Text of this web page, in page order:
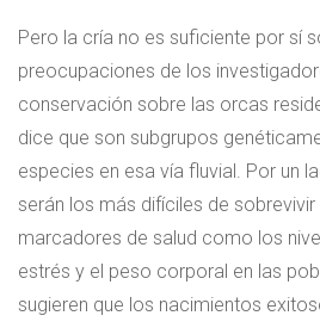
Pero la cría no es suficiente por sí
preocupaciones de los
conservación sobre las orcas
dice que son subgrupos
especies en esa vía fluvial. Por un
serán los más difíciles de sobrevivir
marcadores de salud como los
estrés y el peso corporal en las
sugieren que los nacimientos